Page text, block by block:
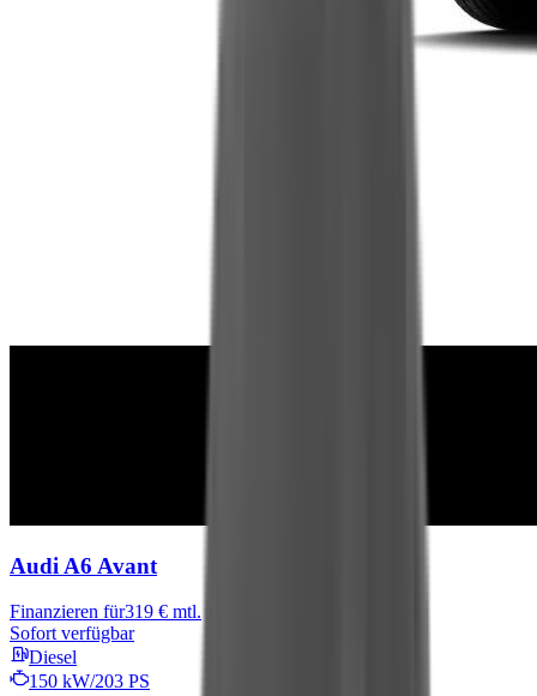
Audi A6 Avant
Finanzieren für319 € mtl.
Sofort verfügbar
Diesel
150 kW/203 PS